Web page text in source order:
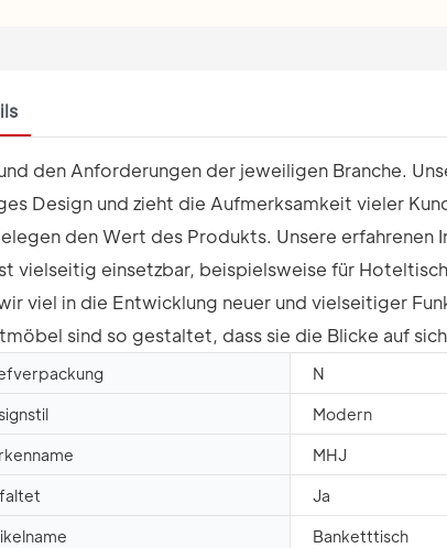
den Anforderungen der jeweiligen Branche.
Design und zieht die Aufmerksamkeit vieler
den Wert des Produkts. Unsere erfahrenen
vielseitig einsetzbar, beispielsweise für
viel in die Entwicklung neuer und vielseitiger
sind so gestaltet, dass sie die Blicke auf sich
N
Modern
MHJ
Ja
Banketttisch